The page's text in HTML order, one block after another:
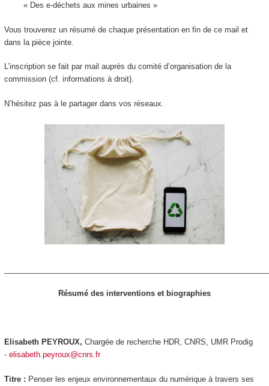
« Des e-déchets aux mines urbaines »
Vous trouverez un résumé de chaque présentation en fin de ce mail et
dans la pièce jointe.
L’inscription se fait par mail auprès du comité d’organisation de la
commission (cf. informations à droit).
N’hésitez pas à le partager dans vos réseaux.
Résumé des interventions et biographies
Elisabeth PEYROUX, Chargée de recherche HDR, CNRS, UMR Prodig
- elisabeth.peyroux@cnrs.fr
Titre : Penser les enjeux environnementaux du numérique à travers ses